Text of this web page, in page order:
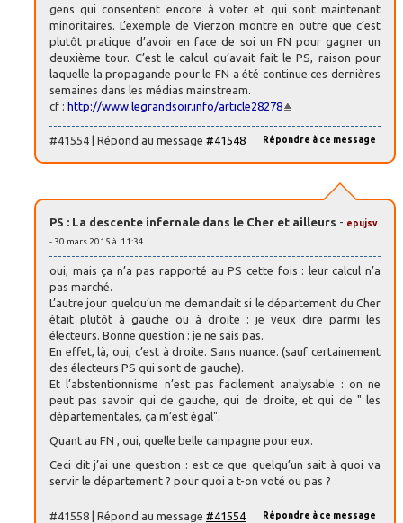
gens qui consentent encore à voter et qui sont maintenant
minoritaires. L’exemple de Vierzon montre en outre que c’est
plutôt pratique d’avoir en face de soi un FN pour gagner un
deuxième tour. C’est le calcul qu’avait fait le PS, raison pour
laquelle la propagande pour le FN a été continue ces dernières
semaines dans les médias mainstream.
cf : http://www.legrandsoir.info/article28278
Répondre à ce message
#41554 | Répond au message #41548
PS : La descente infernale dans le Cher et ailleurs - epujsv
- 30 mars 2015 à 11:34
oui, mais ça n’a pas rapporté au PS cette fois : leur calcul n’a
pas marché.
L’autre jour quelqu’un me demandait si le département du Cher
était plutôt à gauche ou à droite : je veux dire parmi les
électeurs. Bonne question : je ne sais pas.
En effet, là, oui, c’est à droite. Sans nuance. (sauf certainement
des électeurs PS qui sont de gauche).
Et l’abstentionnisme n’est pas facilement analysable : on ne
peut pas savoir qui de gauche, qui de droite, et qui de " les
départementales, ça m’est égal".
Quant au FN , oui, quelle belle campagne pour eux.
Ceci dit j’ai une question : est-ce que quelqu’un sait à quoi va
servir le département ? pour quoi a t-on voté ou pas ?
Répondre à ce message
#41558 | Répond au message #41554